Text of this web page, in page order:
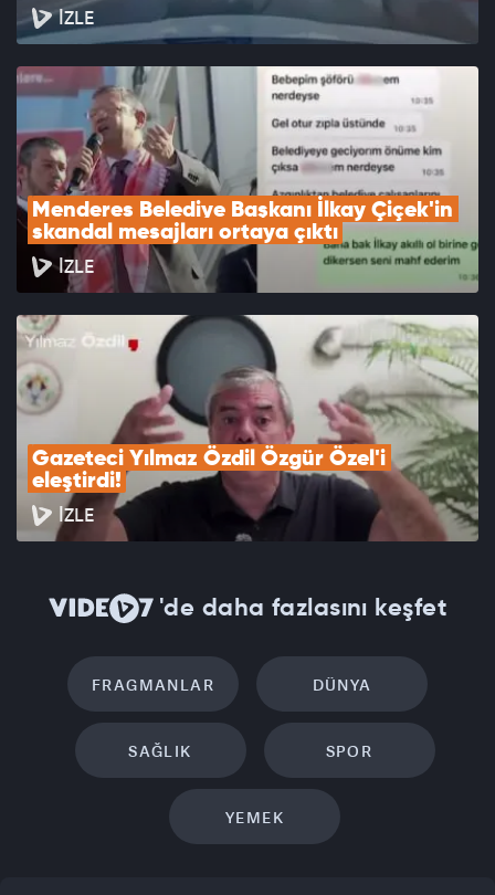
İZLE
Menderes Belediye Başkanı İlkay Çiçek'in
skandal mesajları ortaya çıktı
İZLE
Gazeteci Yılmaz Özdil Özgür Özel'i
eleştirdi!
İZLE
'de daha fazlasını keşfet
FRAGMANLAR DÜNYA
SAĞLIK SPOR
YEMEK